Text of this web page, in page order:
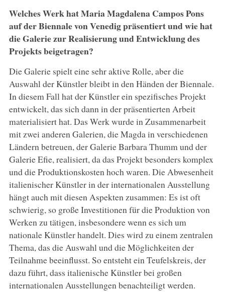
Welches Werk hat Maria Magdalena Campos Pons
auf der Biennale von Venedig präsentiert und wie hat
die Galerie zur Realisierung und Entwicklung des
Projekts beigetragen?
Die Galerie spielt eine sehr aktive Rolle, aber die
Auswahl der Künstler bleibt in den Händen der Biennale.
In diesem Fall hat der Künstler ein spezifisches Projekt
entwickelt, das sich dann in der präsentierten Arbeit
materialisiert hat. Das Werk wurde in Zusammenarbeit
mit zwei anderen Galerien, die Magda in verschiedenen
Ländern betreuen, der Galerie Barbara Thumm und der
Galerie Efie, realisiert, da das Projekt besonders komplex
und die Produktionskosten hoch waren. Die Abwesenheit
italienischer Künstler in der internationalen Ausstellung
hängt auch mit diesen Aspekten zusammen: Es ist oft
schwierig, so große Investitionen für die Produktion von
Werken zu tätigen, insbesondere wenn es sich um
nationale Künstler handelt. Dies wird zu einem zentralen
Thema, das die Auswahl und die Möglichkeiten der
Teilnahme beeinflusst. So entsteht ein Teufelskreis, der
dazu führt, dass italienische Künstler bei großen
internationalen Ausstellungen benachteiligt werden.